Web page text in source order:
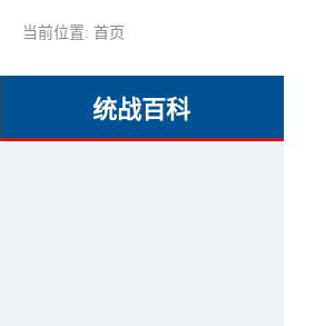
当前位置: 首页
统战百科